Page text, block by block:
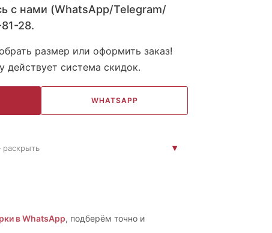
с нами (WhatsApp/Telegram/
28.
размер или оформить заказ!
действует система скидок.
WHATSAPP
в WhatsApp, подберём точно и